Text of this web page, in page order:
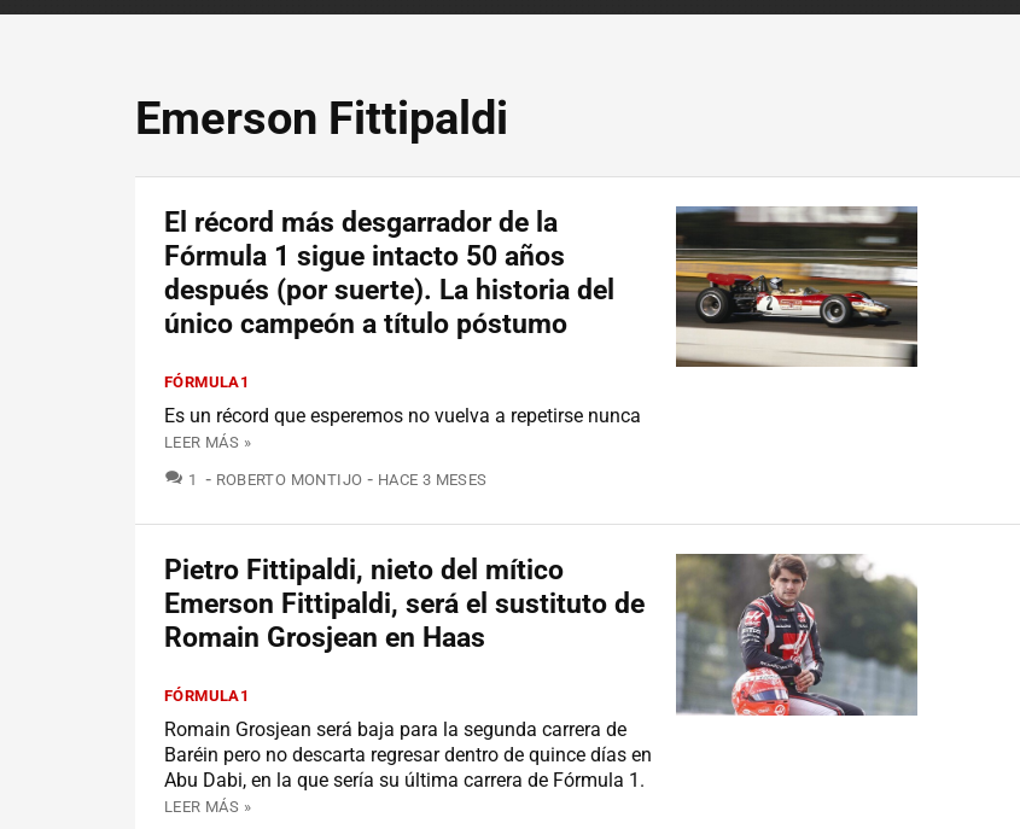
Emerson Fittipaldi
El récord más desgarrador de la
Fórmula 1 sigue intacto 50 años
después (por suerte). La historia del
único campeón a título póstumo
FÓRMULA1
Es un récord que esperemos no vuelva a repetirse nunca
LEER MÁS »
1 COMENTARIOS
ROBERTO MONTIJO HACE 3 MESES
Pietro Fittipaldi, nieto del mítico
Emerson Fittipaldi, será el sustituto de
Romain Grosjean en Haas
FÓRMULA1
Romain Grosjean será baja para la segunda carrera de
Baréin pero no descarta regresar dentro de quince días en
Abu Dabi, en la que sería su última carrera de Fórmula 1.
LEER MÁS »